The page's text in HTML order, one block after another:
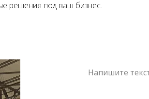
решения под ваш бизнес.